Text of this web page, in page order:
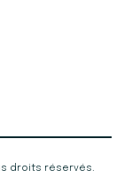
droits réservés.